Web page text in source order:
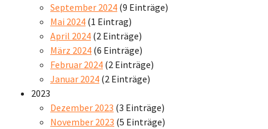
September 2024 (9 Einträge)
Mai 2024 (1 Eintrag)
April 2024 (2 Einträge)
März 2024 (6 Einträge)
Februar 2024 (2 Einträge)
Januar 2024 (2 Einträge)
2023
Dezember 2023 (3 Einträge)
November 2023 (5 Einträge)